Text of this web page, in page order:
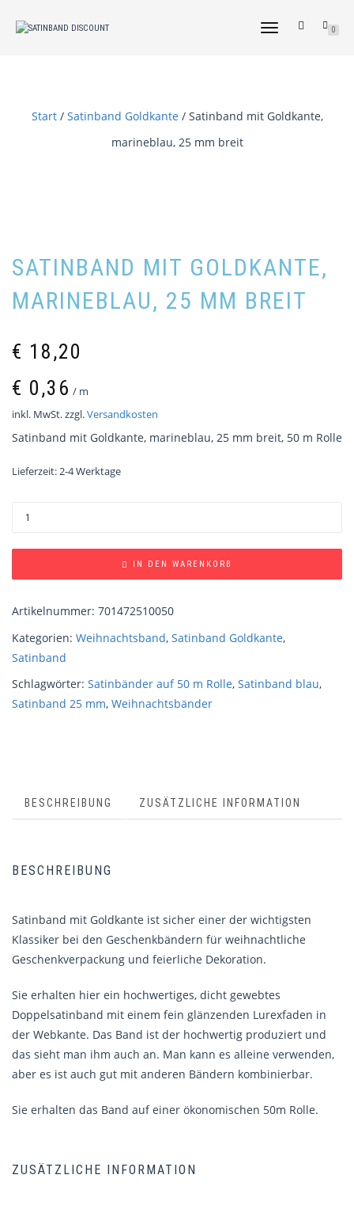
NAVIGATION
0
Start/ Satinband Goldkante/ Satinband mit Goldkante,
marineblau, 25 mm breit
SATINBAND MIT GOLDKANTE,
MARINEBLAU, 25 MM BREIT
€ 18,20
€ 0,36 / m
inkl. MwSt.zzgl.Versandkosten
Satinband mit Goldkante, marineblau, 25 mm breit, 50 m Rolle
Lieferzeit:2-4 Werktage
IN DEN WARENKORB
Artikelnummer: 701472510050
Kategorien: Weihnachtsband, Satinband Goldkante,
Satinband
Schlagwörter: Satinbänder auf 50 m Rolle, Satinband blau,
Satinband 25 mm, Weihnachtsbänder
BESCHREIBUNG ZUSÄTZLICHE INFORMATION
BESCHREIBUNG
Satinband mit Goldkante ist sicher einer der wichtigsten
Klassiker bei den Geschenkbändern für weihnachtliche
Geschenkverpackung und feierliche Dekoration.
Sie erhalten hier ein hochwertiges, dicht gewebtes
Doppelsatinband mit einem fein glänzenden Lurexfaden in
der Webkante. Das Band ist der hochwertig produziert und
das sieht man ihm auch an. Man kann es alleine verwenden,
aber es ist auch gut mit anderen Bändern kombinierbar.
Sie erhalten das Band auf einer ökonomischen 50m Rolle.
ZUSÄTZLICHE INFORMATION